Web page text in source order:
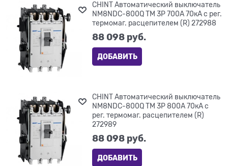
CHINT Автоматический выключатель
NM8NDC-800Q TM 3P 700А 70кА с рег.
термомаг. расцепителем (R) 272988
88 098 руб.
ДОБАВИТЬ
CHINT Автоматический выключатель
NM8NDC-800Q TM 3P 800А 70кА с
рег. термомаг. расцепителем (R)
272989
88 098 руб.
ДОБАВИТЬ